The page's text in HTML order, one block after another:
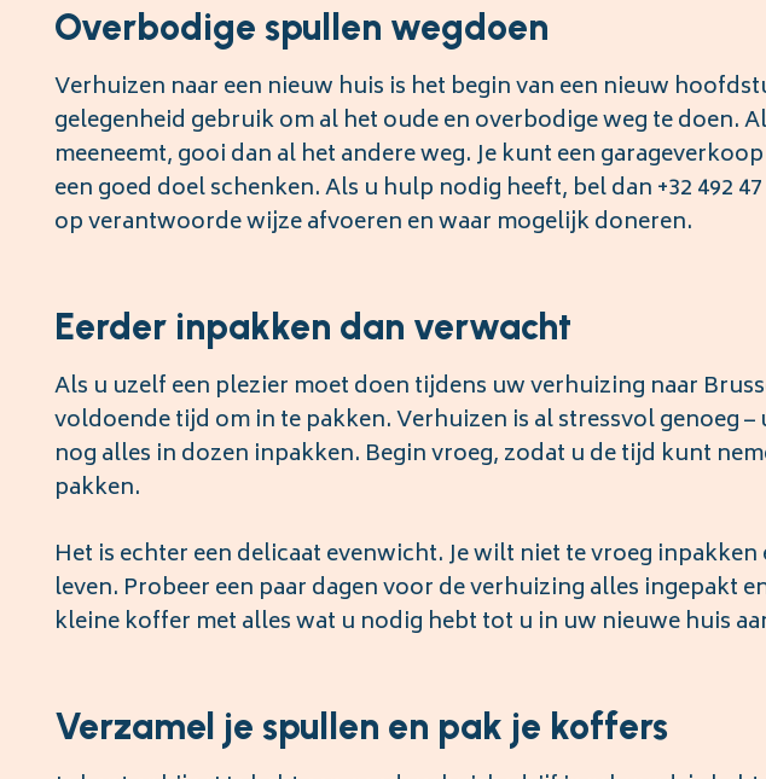
Overbodige spullen wegdoen
Verhuizen naar een nieuw huis is het begin van een nieuw
gelegenheid gebruik om al het oude en overbodige weg te doen.
meeneemt, gooi dan al het andere weg. Je kunt een
een goed doel schenken. Als u hulp nodig heeft, bel dan +32 492
op verantwoorde wijze afvoeren en waar mogelijk doneren.
Eerder inpakken dan verwacht
Als u uzelf een plezier moet doen tijdens uw verhuizing naar
voldoende tijd om in te pakken. Verhuizen is al stressvol genoeg
nog alles in dozen inpakken. Begin vroeg, zodat u de tijd kunt
pakken.
Het is echter een delicaat evenwicht. Je wilt niet te vroeg
leven. Probeer een paar dagen voor de verhuizing alles ingepakt
kleine koffer met alles wat u nodig hebt tot u in uw nieuwe huis
Verzamel je spullen en pak je koffers